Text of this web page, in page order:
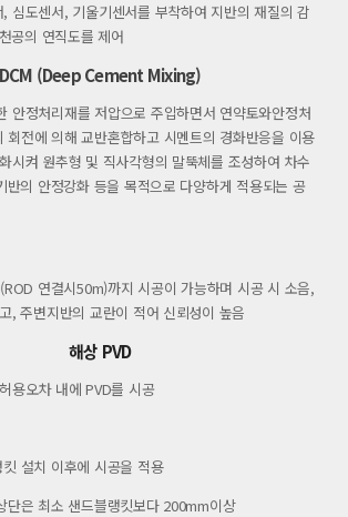
심도센서, 기울기센서를 부착하여 지반의 재질의 감
공의 연직도를 제어
DCM (Deep Cement Mixing)
안정처리재를 저압으로 주입하면서 연약토와안정처
회전에 의해 교반혼합하고 시멘트의 경화반응을 이용
시켜 원추형 및 직사각형의 말뚝체를 조성하여 차수
반의 안정강화 등을 목적으로 다양하게 적용되는 공
연결시50m)까지 시공이 가능하며 시공 시 소음,
, 주변지반의 교란이 적어 신뢰성이 높음
해상 PVD
용오차 내에 PVD를 시공
설치 이후에 시공을 적용
단은 최소 샌드블랭킷보다 200mm이상